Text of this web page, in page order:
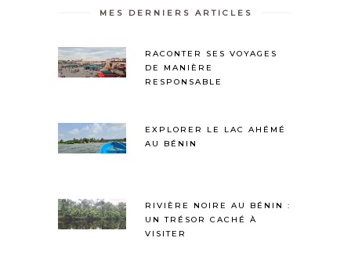
MES DERNIERS ARTICLES
RACONTER SES VOYAGES
DE MANIÈRE
RESPONSABLE
EXPLORER LE LAC AHÉMÉ
AU BÉNIN
RIVIÈRE NOIRE AU BÉNIN :
UN TRÉSOR CACHÉ À
VISITER